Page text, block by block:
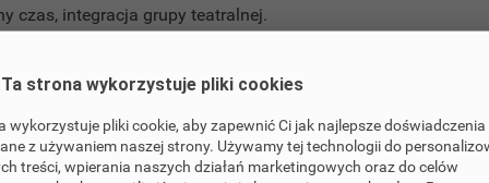
czas, integracja grupy teatralnej.
na rzecz innych, kształtowanie postaw społecznych, empatii.
że można aktywnie i ciekawie spędzić czas wolny.
PRZEBYWAJĄCEJ NA LECZENIU ONKOLOGICZNYM
myśli na czymś przyjemnym, innym niż choroba i leczenie.
czas (maskarada).
Ta strona wykorzystuje pliki cookies
wykorzystuje pliki cookie, aby zapewnić Ci jak najlepsze doświadczenia
z używaniem naszej strony. Używamy tej technologii do
treści, wpierania naszych działań marketingowych oraz do celów